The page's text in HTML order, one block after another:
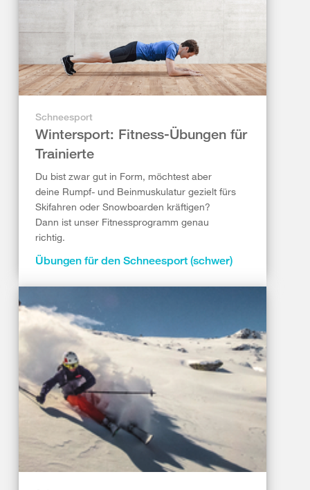
Schneesport
Wintersport: Fitness-Übungen für
Trainierte
Du bist zwar gut in Form, möchtest aber
deine Rumpf- und Beinmuskulatur gezielt fürs
Skifahren oder Snowboarden kräftigen?
Dann ist unser Fitnessprogramm genau
richtig.
Übungen für den Schneesport (schwer)